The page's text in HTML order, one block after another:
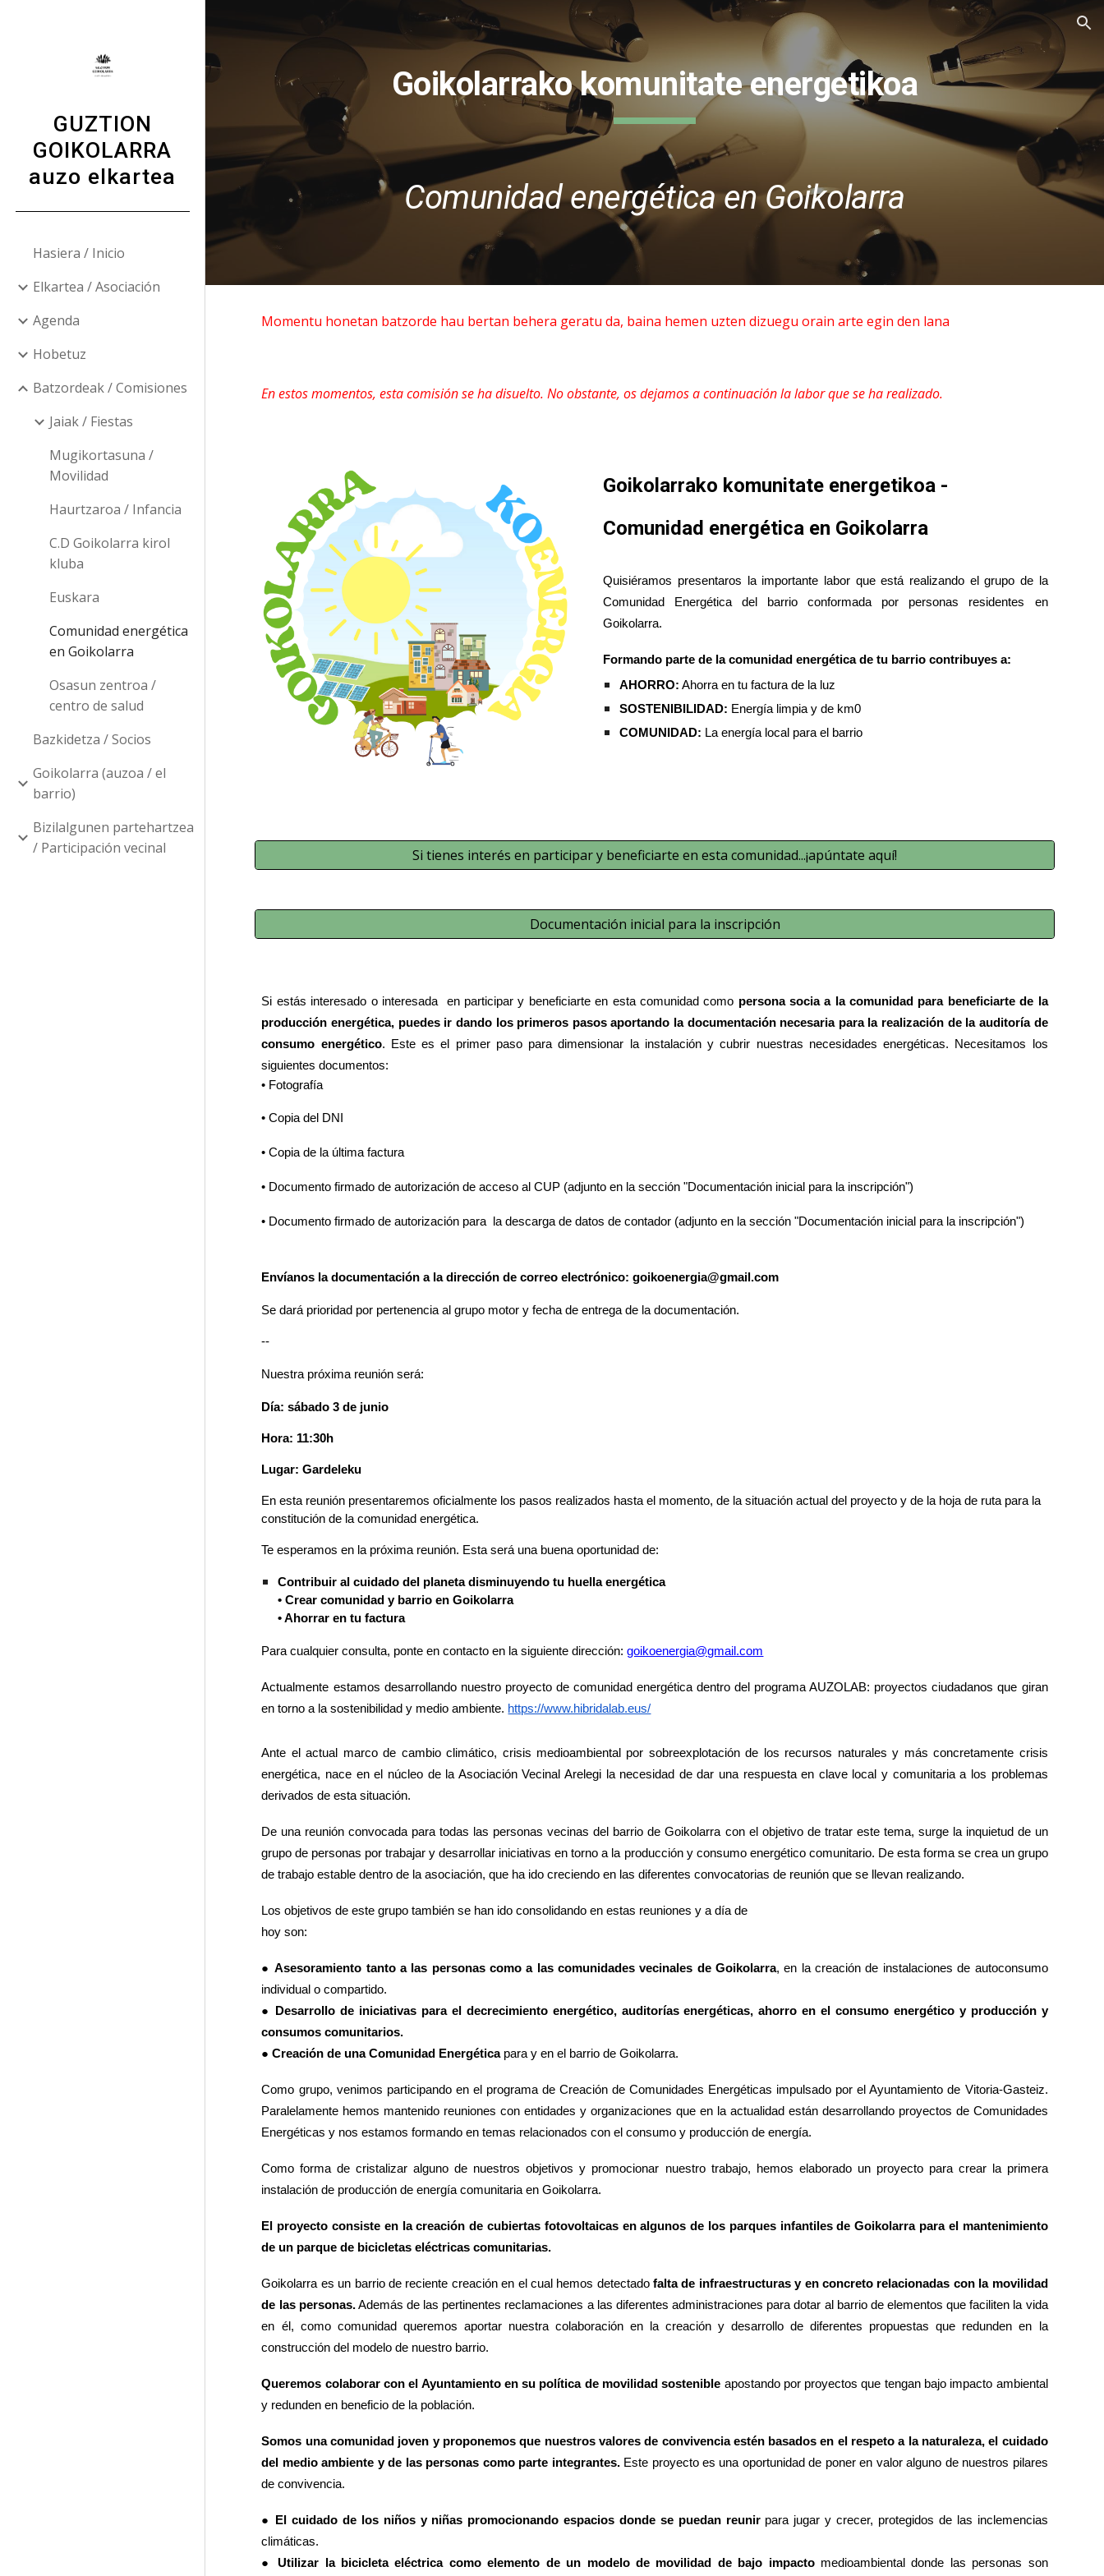
Skip to main content
GUZTION
GOIKOLARRA
auzo elkartea
Hasiera / Inicio
Elkartea / Asociación
Agenda
Hobetuz
Batzordeak / Comisiones
Jaiak / Fiestas
Mugikortasuna /
Movilidad
Haurtzaroa / Infancia
C.D Goikolarra kirol
kluba
Euskara
Comunidad energética
en Goikolarra
Osasun zentroa /
centro de salud
Bazkidetza / Socios
Goikolarra (auzoa / el
barrio)
Bizilalgunen partehartzea
/ Participación vecinal
Goikolarrako komunitate energetikoa
Comunidad energética en Goikolarra
Momentu honetan batzorde hau bertan behera geratu da, baina hemen uzten dizuegu orain arte egin den lana
En estos momentos, esta comisión se ha disuelto. No obstante, os dejamos a continuación la labor que se ha realizado.
Goikolarrako komunitate energetikoa -
Comunidad energética en Goikolarra
Quisiéramos presentaros la importante labor que está realizando el grupo de la
Comunidad Energética del barrio conformada por personas residentes en
Goikolarra.
Formando parte de la comunidad energética de tu barrio contribuyes a:
AHORRO: Ahorra en tu factura de la luz
SOSTENIBILIDAD: Energía limpia y de km0
COMUNIDAD: La energía local para el barrio
Si tienes interés en participar y beneficiarte en esta comunidad...¡apúntate aquí!
Documentación inicial para la inscripción
Si estás interesado o interesada en participar y beneficiarte en esta comunidad como persona socia a la comunidad para beneficiarte de la
producción energética, puedes ir dando los primeros pasos aportando la documentación necesaria para la realización de la auditoría de
consumo energético. Este es el primer paso para dimensionar la instalación y cubrir nuestras necesidades energéticas. Necesitamos los
siguientes documentos:
• Fotografía
• Copia del DNI
• Copia de la última factura
• Documento firmado de autorización de acceso al CUP (adjunto en la sección "Documentación inicial para la inscripción")
• Documento firmado de autorización para la descarga de datos de contador (adjunto en la sección "Documentación inicial para la inscripción")
Envíanos la documentación a la dirección de correo electrónico: goikoenergia@gmail.com
Se dará prioridad por pertenencia al grupo motor y fecha de entrega de la documentación.
--
Nuestra próxima reunión será:
Día: sábado 3 de junio
Hora: 11:30h
Lugar: Gardeleku
En esta reunión presentaremos oficialmente los pasos realizados hasta el momento, de la situación actual del proyecto y de la hoja de ruta para la
constitución de la comunidad energética.
Te esperamos en la próxima reunión. Esta será una buena oportunidad de:
Contribuir al cuidado del planeta disminuyendo tu huella energética
• Crear comunidad y barrio en Goikolarra
• Ahorrar en tu factura
Para cualquier consulta, ponte en contacto en la siguiente dirección:goikoenergia@gmail.com
Actualmente estamos desarrollando nuestro proyecto de comunidad energética dentro del programa AUZOLAB: proyectos ciudadanos que giran
en torno a la sostenibilidad y medio ambiente. https://www.hibridalab.eus/
Ante el actual marco de cambio climático, crisis medioambiental por sobreexplotación de los recursos naturales y más concretamente crisis
energética, nace en el núcleo de la Asociación Vecinal Arelegi la necesidad de dar una respuesta en clave local y comunitaria a los problemas
derivados de esta situación.
De una reunión convocada para todas las personas vecinas del barrio de Goikolarra con el objetivo de tratar este tema, surge la inquietud de un
grupo de personas por trabajar y desarrollar iniciativas en torno a la producción y consumo energético comunitario. De esta forma se crea un grupo
de trabajo estable dentro de la asociación, que ha ido creciendo en las diferentes convocatorias de reunión que se llevan realizando.
Los objetivos de este grupo también se han ido consolidando en estas reuniones y a día de
hoy son:
●Asesoramiento tanto a las personas como a las comunidades vecinales de Goikolarra, en la creación de instalaciones de autoconsumo
individual o compartido.
●
Desarrollo de iniciativas para el decrecimiento energético, auditorías energéticas, ahorro en el consumo energético y producción y
consumos comunitarios.
●Creación de una Comunidad Energéticapara y en el barrio de Goikolarra.
Como grupo, venimos participando en el programa de Creación de Comunidades Energéticas impulsado por el Ayuntamiento de Vitoria-Gasteiz.
Paralelamente hemos mantenido reuniones con entidades y organizaciones que en la actualidad están desarrollando proyectos de Comunidades
Energéticas y nos estamos formando en temas relacionados con el consumo y producción de energía.
Como forma de cristalizar alguno de nuestros objetivos y promocionar nuestro trabajo, hemos elaborado un proyecto para crear la primera
instalación de producción de energía comunitaria en Goikolarra.
El proyecto consiste en la creación de cubiertas fotovoltaicas en algunos de los parques infantiles de Goikolarra para el mantenimiento
de un parque de bicicletas eléctricas comunitarias.
Goikolarra es un barrio de reciente creación en el cual hemos detectadofalta de infraestructuras y en concreto relacionadas con la movilidad
de las personas.Además de las pertinentes reclamaciones a las diferentes administraciones para dotar al barrio de elementos que faciliten la vida
en él, como comunidad queremos aportar nuestra colaboración en la creación y desarrollo de diferentes propuestas que redunden en la
construcción del modelo de nuestro barrio.
Queremos colaborar con el Ayuntamiento en su política de movilidad sostenible apostando por proyectos que tengan bajo impacto ambiental
y redunden en beneficio de la población.
Somos una comunidad joven y proponemos que nuestros valores de convivencia estén basados en el respeto a la naturaleza, el cuidado
del medio ambiente y de las personas como parte integrantes.Este proyecto es una oportunidad de poner en valor alguno de nuestros pilares
de convivencia.
● El cuidado de los niños y niñas promocionando espacios donde se puedan reunirpara jugar y crecer, protegidos de las inclemencias
climáticas.
●Utilizar la bicicleta eléctrica como elemento de un modelo de movilidad de bajo impacto medioambiental donde las personas son